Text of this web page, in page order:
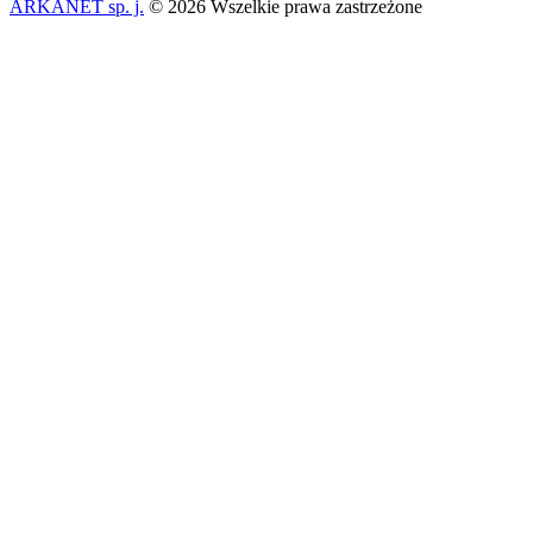
ARKANET sp. j. © 2026 Wszelkie prawa zastrzeżone